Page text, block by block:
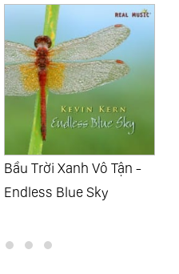
Bầu Trời Xanh Vô Tận -
Endless Blue Sky